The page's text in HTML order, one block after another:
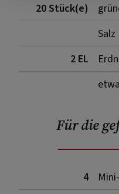
20 Stück(e)
Salz
2 EL
Für die
4